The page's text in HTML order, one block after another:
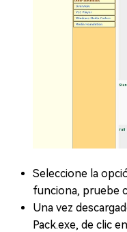
Seleccione la
funciona, pruebe
Una vez
Pack.exe, de clic